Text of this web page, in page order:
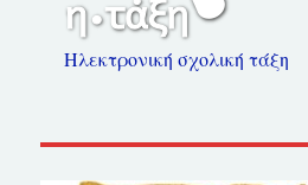
Ηλεκτρονική σχολική τάξη